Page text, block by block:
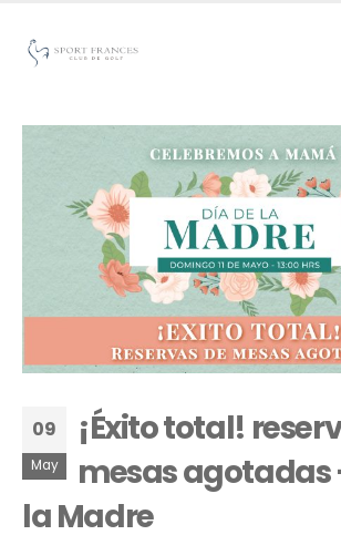
09
May
¡Éxito total!
mesas agotadas
la Madre